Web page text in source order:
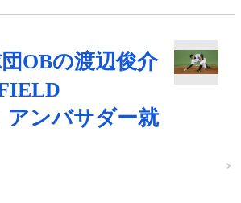
OBの渡辺俊介
ンバサダー就